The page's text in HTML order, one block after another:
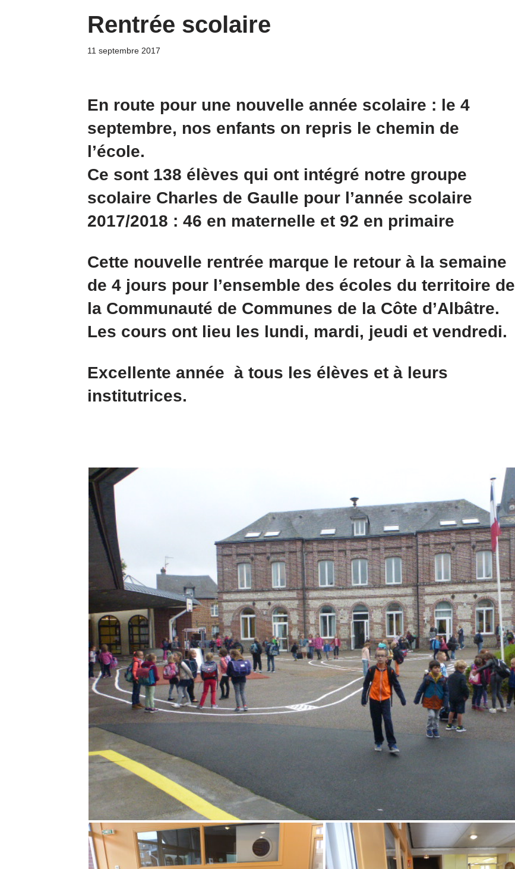
Rentrée scolaire
11 septembre 2017
En route pour une nouvelle année scolaire : le 4
septembre, nos enfants on repris le chemin de
l’école.
Ce sont 138 élèves qui ont intégré notre groupe
scolaire Charles de Gaulle pour l’année scolaire
2017/2018 : 46 en maternelle et 92 en primaire
Cette nouvelle rentrée marque le retour à la semaine
de 4 jours pour l’ensemble des écoles du territoire de
la Communauté de Communes de la Côte d’Albâtre.
Les cours ont lieu les lundi, mardi, jeudi et vendredi.
Excellente année à tous les élèves et à leurs
institutrices.